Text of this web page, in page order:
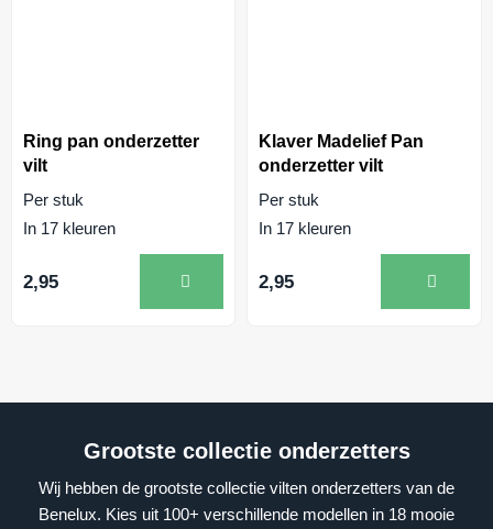
Ring pan onderzetter
vilt
Per stuk
In 17 kleuren
2,95
Klaver Madelief Pan
onderzetter vilt
Per stuk
In 17 kleuren
2,95
Grootste collectie onderzetters
Wij hebben de grootste collectie vilten onderzetters van de
Benelux. Kies uit 100+ verschillende modellen in 18 mooie